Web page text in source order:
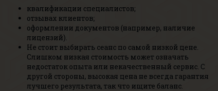
квалификации специалистов;
отзывах клиентов;
оформлении документов (например, наличие
лицензий).
Не стоит выбирать сеанс по самой низкой цене.
Слишком низкая стоимость может означать
недостаток опыта или некачественный сервис. С
другой стороны, высокая цена не всегда гарантия
лучшего результата, так что ищите баланс.